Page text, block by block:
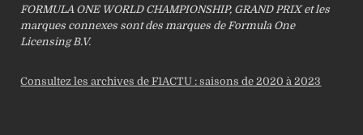
FORMULA ONE WORLD CHAMPIONSHIP, GRAND PRIX et les
marques connexes sont des marques de Formula One
Licensing B.V.
Consultez les archives de F1ACTU : saisons de 2020 à 2023